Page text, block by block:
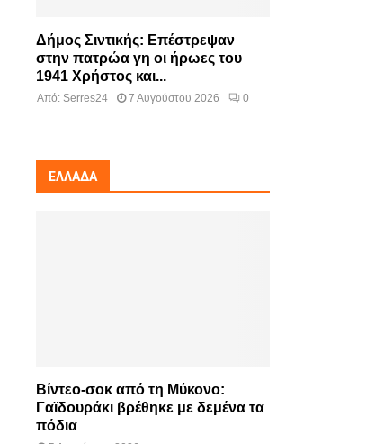
Δήμος Σιντικής: Επέστρεψαν
στην πατρώα γη οι ήρωες του
1941 Χρήστος και...
Από: Serres24 7 Αυγούστου 2026 0
ΕΛΛΆΔΑ
Βίντεο-σοκ από τη Μύκονο:
Γαϊδουράκι βρέθηκε με δεμένα τα
πόδια